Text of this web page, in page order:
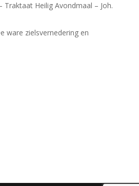
Traktaat Heilig Avondmaal – Joh.
ware zielsvernedering en